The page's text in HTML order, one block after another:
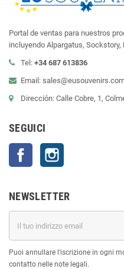
Portal de ventas para nuestros
incluyendo Alpargatus, Sockstory,
Tel: +34 687 613836
Email:
Dirección: Calle Cobre, 1,
SEGUICI
Facebook
NEWSLETTER
Puoi annullare l'iscrizione in ogni
contatto nelle note legali.